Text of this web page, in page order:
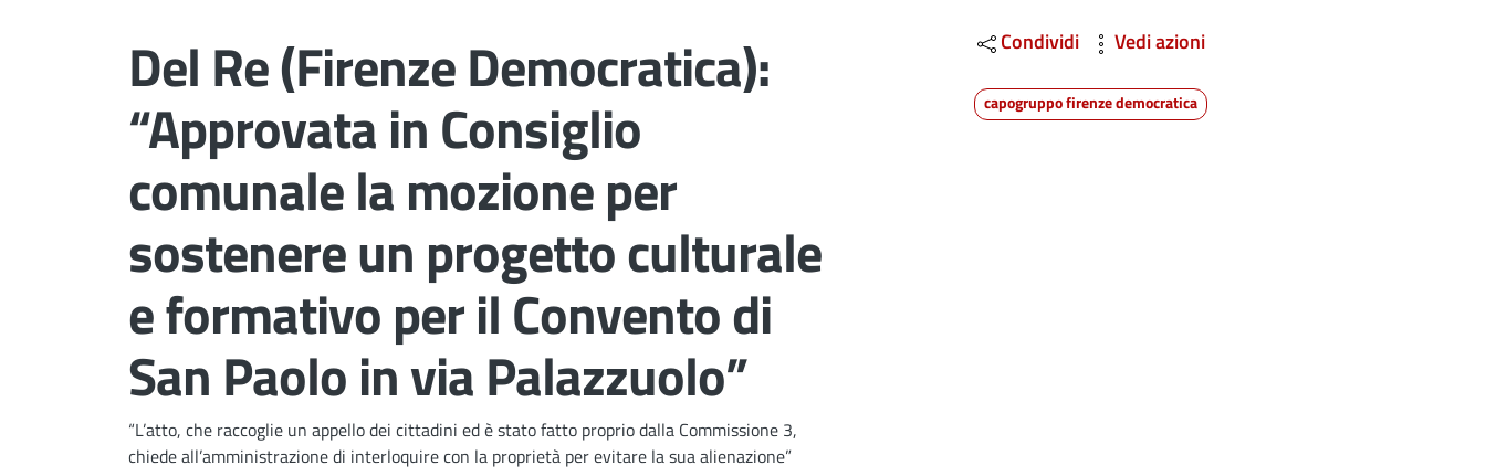
Del Re (Firenze Democratica):
“Approvata in Consiglio
comunale la mozione per
sostenere un progetto culturale
e formativo per il Convento di
San Paolo in via Palazzuolo”
Dettagli
“L’atto, che raccoglie un appello dei cittadini ed è stato fatto proprio dalla Commissione 3,
chiede all’amministrazione di interloquire con la proprietà per evitare la sua alienazione”
Condividi Vedi azioni
capogruppo firenze democratica